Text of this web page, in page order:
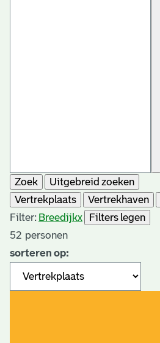
Zoek
Uitgebreid zoeken
Vertrekplaats
Vertrekhaven
Filter: Breedijkx
Filters legen
52 personen
sorteren op: